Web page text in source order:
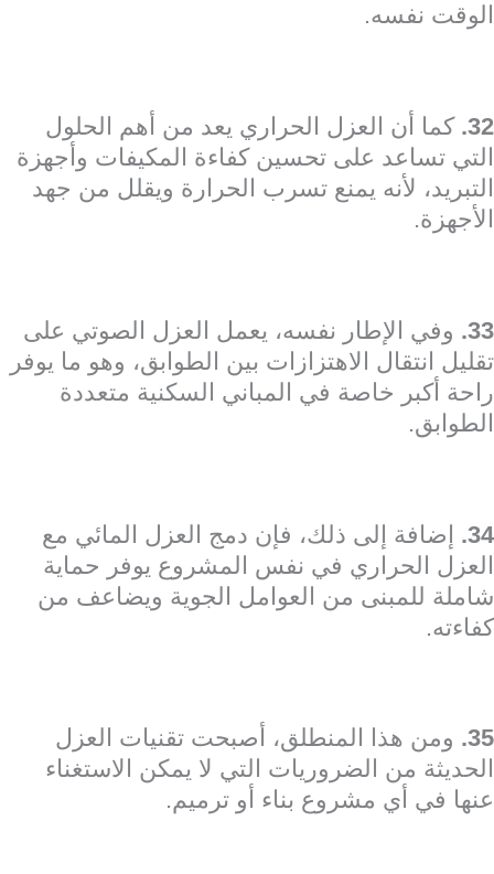
الوقت نفسه.
32. كما أن العزل الحراري يعد من أهم الحلول
التي تساعد على تحسين كفاءة المكيفات وأجهزة
التبريد، لأنه يمنع تسرب الحرارة ويقلل من جهد
الأجهزة.
33. وفي الإطار نفسه، يعمل العزل الصوتي على
تقليل انتقال الاهتزازات بين الطوابق، وهو ما يوفر
راحة أكبر خاصة في المباني السكنية متعددة
الطوابق.
34. إضافة إلى ذلك، فإن دمج العزل المائي مع
العزل الحراري في نفس المشروع يوفر حماية
شاملة للمبنى من العوامل الجوية ويضاعف من
كفاءته.
35. ومن هذا المنطلق، أصبحت تقنيات العزل
الحديثة من الضروريات التي لا يمكن الاستغناء
عنها في أي مشروع بناء أو ترميم.